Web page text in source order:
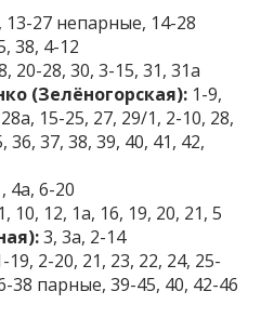
13-27 непарные, 14-28
38, 4-12
20-28, 30, 3-15, 31, 31а
(Зелёногорская): 1-9,
15-25, 27, 29/1, 2-10, 28,
36, 37, 38, 39, 40, 41, 42,
4а, 6-20
10, 12, 1а, 16, 19, 20, 21, 5
3, 3а, 2-14
19, 2-20, 21, 23, 22, 24, 25-
38 парные, 39-45, 40, 42-46